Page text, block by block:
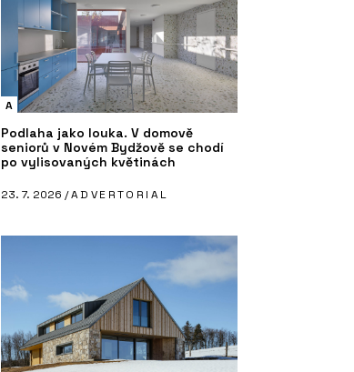
A
Podlaha jako louka. V domově
seniorů v Novém Bydžově se chodí
po vylisovaných květinách
23. 7. 2026 /ADVERTORIAL